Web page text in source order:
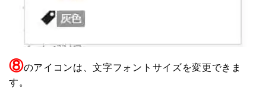
⑧のアイコンは、文字フォントサイズを変更できま
す。